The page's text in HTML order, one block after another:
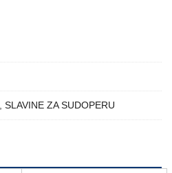
SLAVINE ZA SUDOPERU